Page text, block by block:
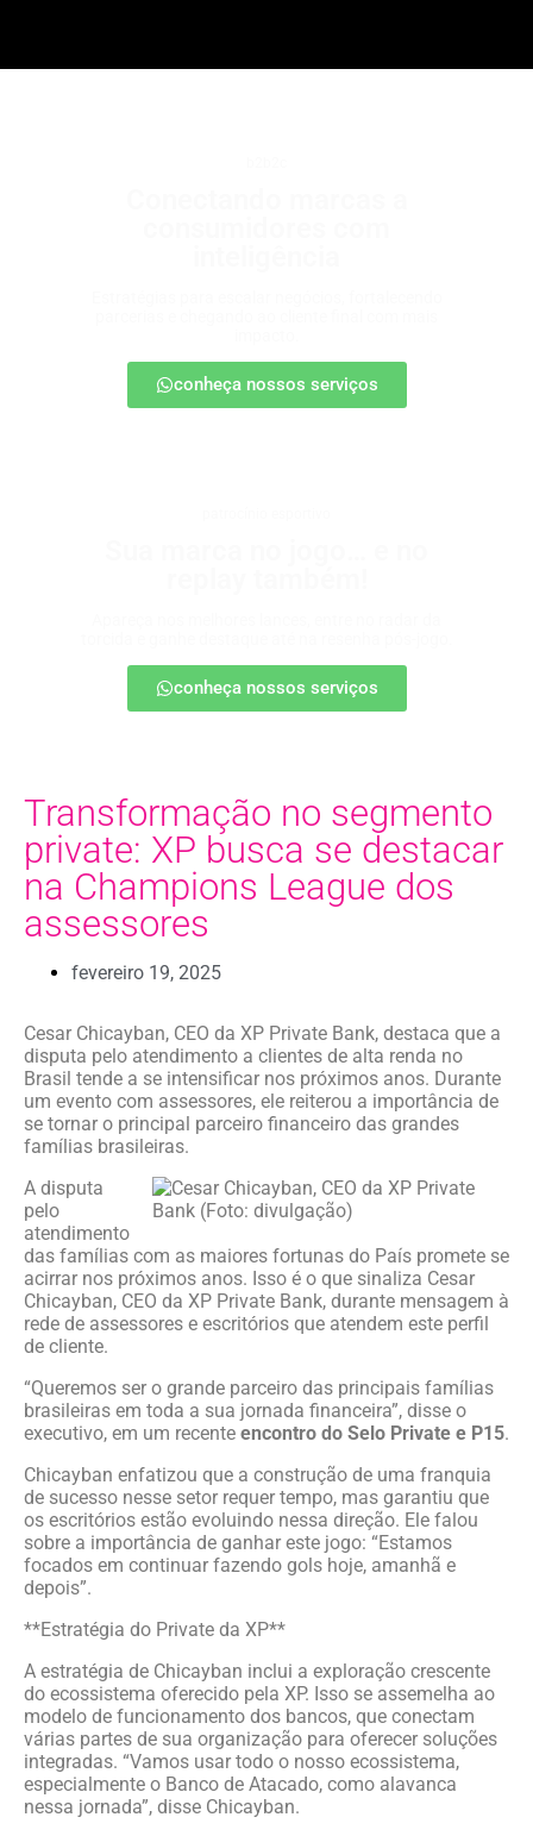
conheça nossos serviços
conheça nossos serviços
Transformação no segmento
private: XP busca se destacar
na Champions League dos
assessores
fevereiro 19, 2025
Cesar Chicayban, CEO da XP Private Bank, destaca que a
disputa pelo atendimento a clientes de alta renda no
Brasil tende a se intensificar nos próximos anos. Durante
um evento com assessores, ele reiterou a importância de
se tornar o principal parceiro financeiro das grandes
famílias brasileiras.
A disputa
pelo
atendimento
das famílias com as maiores fortunas do País promete se
acirrar nos próximos anos. Isso é o que sinaliza Cesar
Chicayban, CEO da XP Private Bank, durante mensagem à
rede de assessores e escritórios que atendem este perfil
de cliente.
“Queremos ser o grande parceiro das principais famílias
brasileiras em toda a sua jornada financeira”, disse o
executivo, em um recente encontro do Selo Private e P15.
Chicayban enfatizou que a construção de uma franquia
de sucesso nesse setor requer tempo, mas garantiu que
os escritórios estão evoluindo nessa direção. Ele falou
sobre a importância de ganhar este jogo: “Estamos
focados em continuar fazendo gols hoje, amanhã e
depois”.
**Estratégia do Private da XP**
A estratégia de Chicayban inclui a exploração crescente
do ecossistema oferecido pela XP. Isso se assemelha ao
modelo de funcionamento dos bancos, que conectam
várias partes de sua organização para oferecer soluções
integradas. “Vamos usar todo o nosso ecossistema,
especialmente o Banco de Atacado, como alavanca
nessa jornada”, disse Chicayban.